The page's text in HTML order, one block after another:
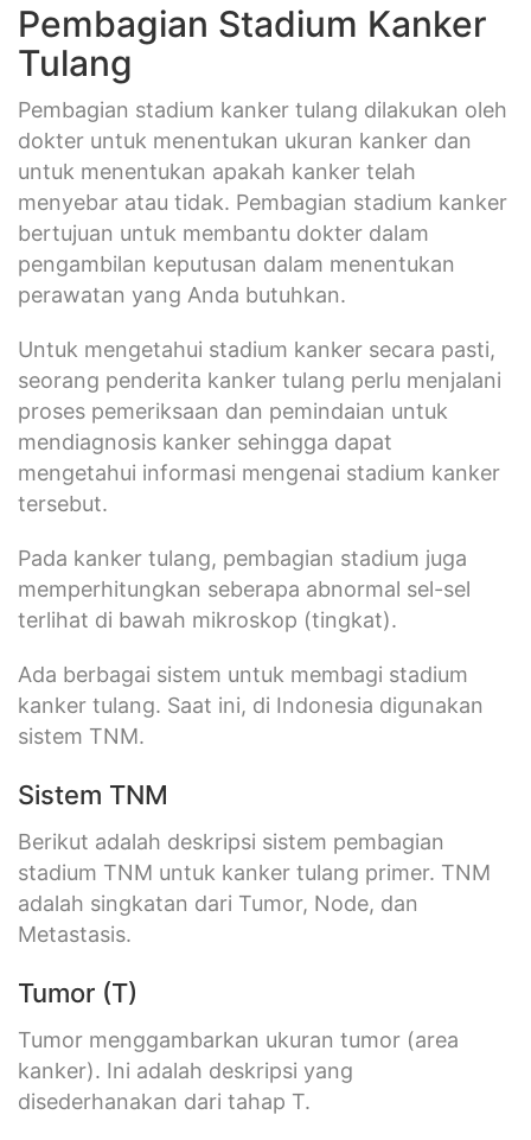
Pembagian Stadium Kanker
Tulang
Pembagian stadium kanker tulang dilakukan oleh
dokter untuk menentukan ukuran kanker dan
untuk menentukan apakah kanker telah
menyebar atau tidak. Pembagian stadium kanker
bertujuan untuk membantu dokter dalam
pengambilan keputusan dalam menentukan
perawatan yang Anda butuhkan.
Untuk mengetahui stadium kanker secara pasti,
seorang penderita kanker tulang perlu menjalani
proses pemeriksaan dan pemindaian untuk
mendiagnosis kanker sehingga dapat
mengetahui informasi mengenai stadium kanker
tersebut.
Pada kanker tulang, pembagian stadium juga
memperhitungkan seberapa abnormal sel-sel
terlihat di bawah mikroskop (tingkat).
Ada berbagai sistem untuk membagi stadium
kanker tulang. Saat ini, di Indonesia digunakan
sistem TNM.
Sistem TNM
Berikut adalah deskripsi sistem pembagian
stadium TNM untuk kanker tulang primer. TNM
adalah singkatan dari Tumor, Node, dan
Metastasis.
Tumor (T)
Tumor menggambarkan ukuran tumor (area
kanker). Ini adalah deskripsi yang
disederhanakan dari tahap T.